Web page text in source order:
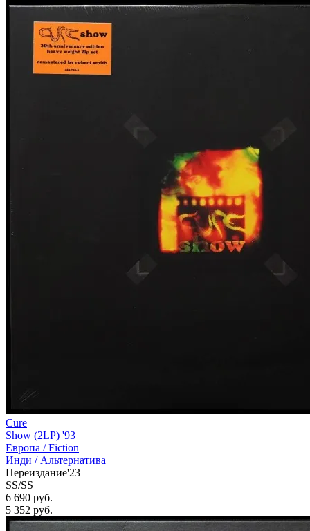
Cure
Show (2LP) '93
Европа /Fiction
Инди / Альтернатива
Переиздание'23
SS/SS
6 690 руб.
5 352 руб.